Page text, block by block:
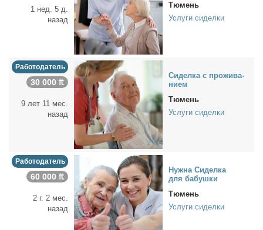
1 нед. 5 д.
назад
Тюмень
Услуги сиделки
Работодатель
30 000 ₶
9 лет 11 мес.
назад
Си­дел­ка с про­жи­ва­
ни­ем
Тюмень
Услуги сиделки
Работодатель
60 000 ₶
2 г. 2 мес.
назад
Нуж­на Си­дел­ка
для ба­буш­ки
Тюмень
Услуги сиделки